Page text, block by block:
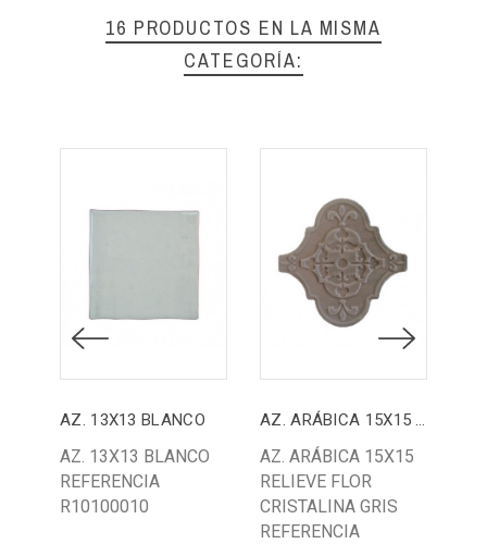
16 PRODUCTOS EN LA MISMA
CATEGORÍA:
AZ. 13X13 BLANCO
AZ. 13X13 BLANCO
REFERENCIA
R10100010
AZ. ARÁBICA 15X15 FLOR CRISTALINA GRIS
AZ. ARÁBICA 15X15
RELIEVE FLOR
CRISTALINA GRIS
REFERENCIA